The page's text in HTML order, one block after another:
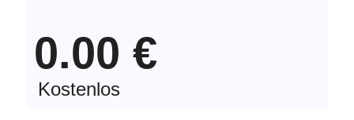
0.00 €
Kostenlos